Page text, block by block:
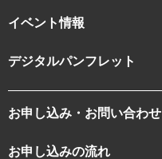
イベント情報
デジタルパンフレット
お申し込み・お問い合わせ
お申し込みの流れ